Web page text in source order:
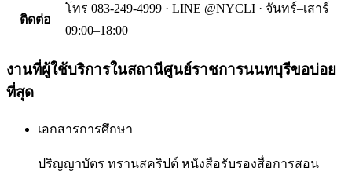
ติดต่อ
โทร 083-249-4999 · LINE @NYCLI · จันทร์–เสาร์
09:00–18:00
งานที่ผู้ใช้บริการในสถานีศูนย์ราชการนนทบุรีขอบ่อย
ที่สุด
เอกสารการศึกษา
ปริญญาบัตร ทรานสคริปต์ หนังสือรับรองสื่อการสอน